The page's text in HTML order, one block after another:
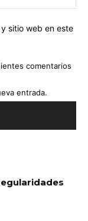
sitio web en este
comentarios
entrada.